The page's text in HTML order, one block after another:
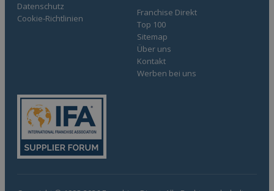
Franchise Direkt
Top 100
Sitemap
Über uns
Kontakt
Werben bei uns
Datenschutz
Cookie-Richtlinien